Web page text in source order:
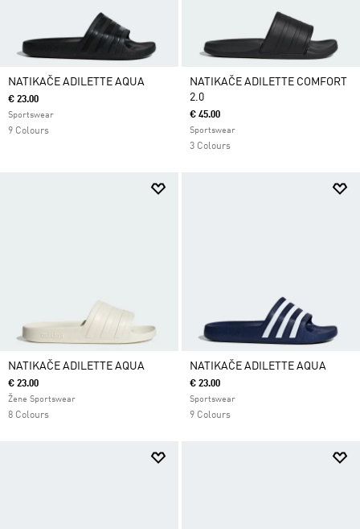
NATIKAČE ADILETTE AQUA
€ 23.00
Sportswear
9 Colours
NATIKAČE ADILETTE COMFORT
2.0
€ 45.00
Sportswear
3 Colours
NATIKAČE ADILETTE AQUA
€ 23.00
Žene Sportswear
8 Colours
NATIKAČE ADILETTE AQUA
€ 23.00
Sportswear
9 Colours